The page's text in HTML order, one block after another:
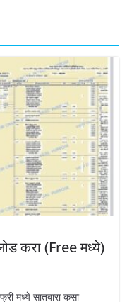
करा (Free मध्ये)
मध्ये सातबारा कसा